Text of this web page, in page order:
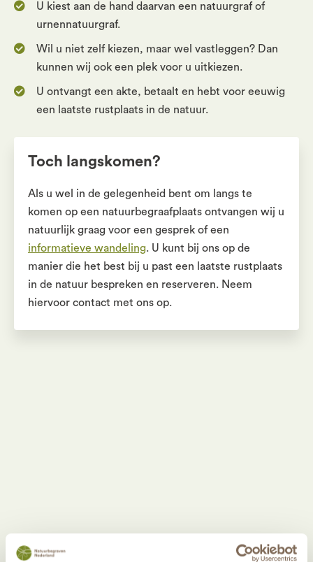
U kiest aan de hand daarvan een natuurgraf of
urnennatuurgraf.
Wil u niet zelf kiezen, maar wel vastleggen? Dan
kunnen wij ook een plek voor u uitkiezen.
U ontvangt een akte, betaalt en hebt voor eeuwig
een laatste rustplaats in de natuur.
Toch langskomen?
Als u wel in de gelegenheid bent om langs te
komen op een natuurbegraafplaats ontvangen wij u
natuurlijk graag voor een gesprek of een
informatieve wandeling. U kunt bij ons op de
manier die het best bij u past een laatste rustplaats
in de natuur bespreken en reserveren. Neem
hiervoor contact met ons op.
Ik wil graag een natuurgraf op afstand